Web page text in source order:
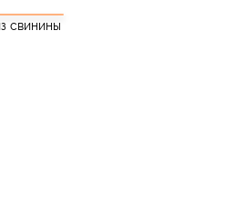
свинины